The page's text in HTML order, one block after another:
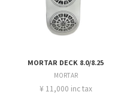
MORTAR DECK 8.0/8.25
MORTAR
¥ 11,000 inc tax